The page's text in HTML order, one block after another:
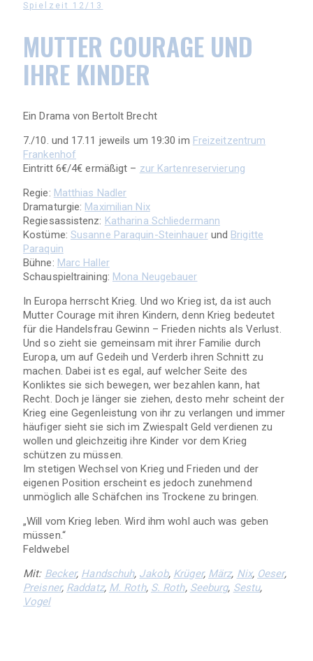
Spielzeit 12/13
MUTTER COURAGE UND
IHRE KINDER
Ein Drama von Bertolt Brecht
7./10. und 17.11 jeweils um 19:30 im Freizeitzentrum
Frankenhof
Eintritt 6€/4€ ermäßigt – zur Kartenreservierung
Regie: Matthias Nadler
Dramaturgie: Maximilian Nix
Regiesassistenz: Katharina Schliedermann
Kostüme: Susanne Paraquin-Steinhauerund Brigitte
Paraquin
Bühne: Marc Haller
Schauspieltraining: Mona Neugebauer
In Europa herrscht Krieg. Und wo Krieg ist, da ist auch
Mutter Courage mit ihren Kindern, denn Krieg bedeutet
für die Handelsfrau Gewinn – Frieden nichts als Verlust.
Und so zieht sie gemeinsam mit ihrer Familie durch
Europa, um auf Gedeih und Verderb ihren Schnitt zu
machen. Dabei ist es egal, auf welcher Seite des
Konliktes sie sich bewegen, wer bezahlen kann, hat
Recht. Doch je länger sie ziehen, desto mehr scheint der
Krieg eine Gegenleistung von ihr zu verlangen und immer
häufiger sieht sie sich im Zwiespalt Geld verdienen zu
wollen und gleichzeitig ihre Kinder vor dem Krieg
schützen zu müssen.
Im stetigen Wechsel von Krieg und Frieden und der
eigenen Position erscheint es jedoch zunehmend
unmöglich alle Schäfchen ins Trockene zu bringen.
„Will vom Krieg leben. Wird ihm wohl auch was geben
müssen.“
Feldwebel
Mit: Becker, Handschuh, Jakob, Krüger, März, Nix, Oeser,
Preisner, Raddatz, M. Roth, S. Roth, Seeburg, Sestu,
Vogel